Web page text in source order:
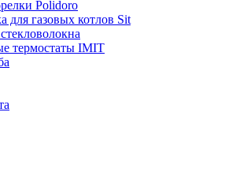
Polidoro
для газовых котлов Sit
термостаты IMIT